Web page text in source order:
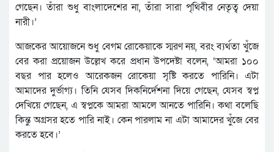
গেছেন। তাঁরা শুধু বাংলাদেশের না, তাঁরা সারা পৃথিবীর নেতৃত্ব দেয়া
নারী।’
আজকের আয়োজনে শুধু বেগম রোকেয়াকে স্মরণ নয়, বরং ব্যর্থতা খুঁজে
বের করা প্রয়োজন উল্লেখ করে প্রধান উপদেষ্টা বলেন, ‘আমরা ১০০
বছর পার হলেও আরেকজন রোকেয়া সৃষ্টি করতে পারিনি। এটা
আমাদের দুর্ভাগ্য। তিনি যেসব দিকনির্দেশনা দিয়ে গেছেন, যেসব স্বপ্ন
দেখিয়ে গেছেন, এ স্বপ্নকে আমরা আমলে আনতে পারিনি। কথা বলেছি
কিন্তু অগ্রসর হতে পারি নাই। কেন পারলাম না এটা আমাদের খুঁজে বের
করতে হবে।’